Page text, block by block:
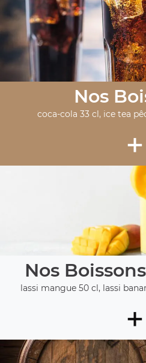
Nos
coca-cola 33 cl, ice tea
+
Nos
lassi mangue 50 cl, lassi
+